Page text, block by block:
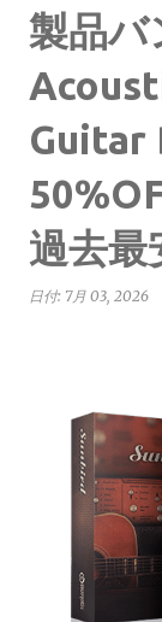
製品バ
Guitar
過去最
日付: 7月 03, 2026